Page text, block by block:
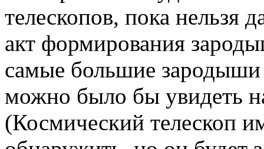
телескопов, пока нельзя
акт формирования
самые большие
можно было бы увидеть
(Космический телескоп